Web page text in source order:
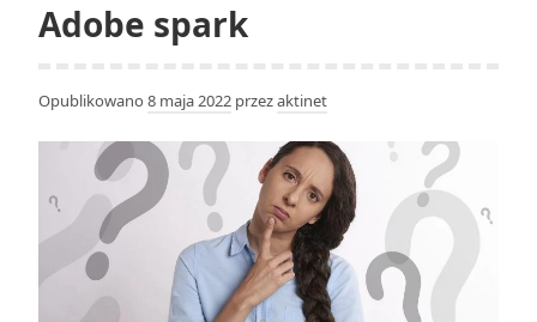
Adobe spark
Opublikowano 8 maja 2022 przezaktinet